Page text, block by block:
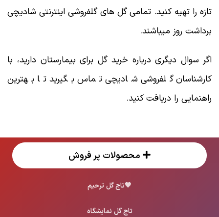
تازه را تهیه کنید. تمامی گل های گلفروشی اینترنتی شادیچی
برداشت روز میباشند.
اگر سوال دیگری درباره خرید گل برای بیمارستان دارید، با
کارشناسان گلفروشی شادیچی تماس بگیرید تا بهترین
راهنمایی را دریافت کنید.
محصولات پر فروش
🖤تاج گل ترحیم
تاج گل نمایشگاه